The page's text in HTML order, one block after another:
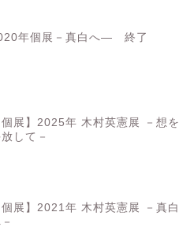
年個展－真白へ― 終了
個展】2025年 木村英憲展 －想を
して－
個展】2021年 木村英憲展 －真白